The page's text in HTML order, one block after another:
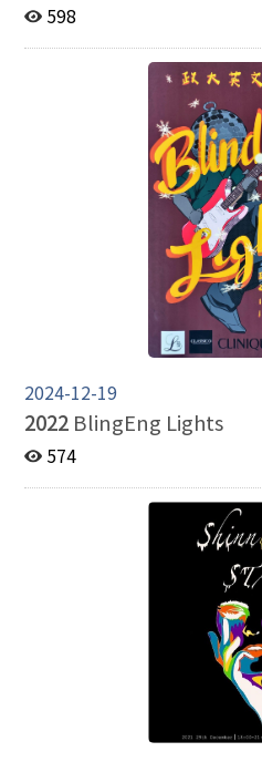
598
2024-12-19
2022 BlingEng Lights
574